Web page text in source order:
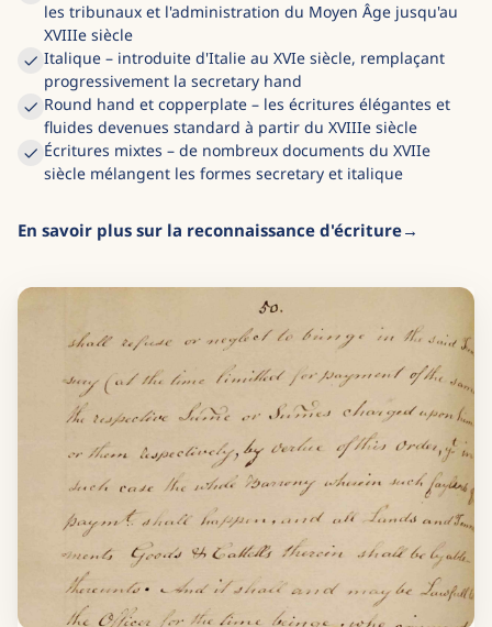
les tribunaux et l'administration du Moyen Âge jusqu'au
XVIIIe siècle
Italique – introduite d'Italie au XVIe siècle, remplaçant
progressivement la secretary hand
Round hand et copperplate – les écritures élégantes et
fluides devenues standard à partir du XVIIIe siècle
Écritures mixtes – de nombreux documents du XVIIe
siècle mélangent les formes secretary et italique
En savoir plus sur la reconnaissance d'écriture